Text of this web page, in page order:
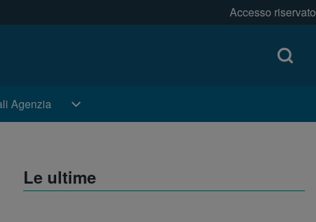
Menu
Accesso riservato
Open
Open Search
Agenzia
Agenzia sub-navigation
Le ultime